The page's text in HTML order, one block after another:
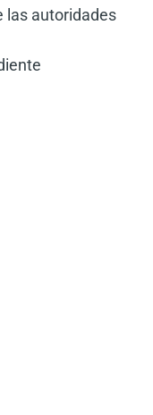
las autoridades